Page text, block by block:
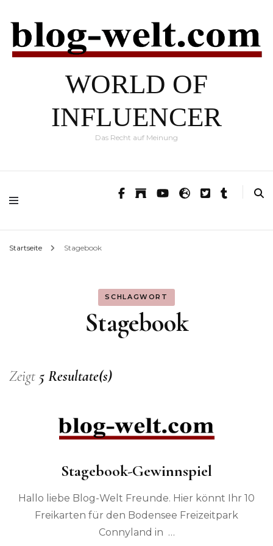
WORLD OF
INFLUENCER
Das Recht auf Meinung
Startseite Stagebook
SCHLAGWORT
Stagebook
Zeigt 5 Resultate(s)
Stagebook-Gewinnspiel
Hallo liebe Blog-Welt Freunde. Hier könnt Ihr 10
Freikarten für den Bodensee Freizeitpark
Connyland in …